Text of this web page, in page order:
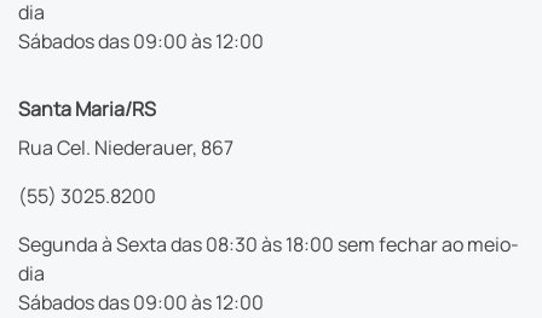
dia
Sábados das 09:00 às 12:00
Santa Maria/RS
Rua Cel. Niederauer, 867
(55) 3025.8200
Segunda à Sexta das 08:30 às 18:00 sem fechar ao meio-
dia
Sábados das 09:00 às 12:00